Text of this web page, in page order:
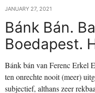
JANUARY 27, 2021
Bánk Bán.
Boedapest.
Bánk bán van Ferenc Erkel
ten onrechte nooit (meer)
subjectief, althans zeer